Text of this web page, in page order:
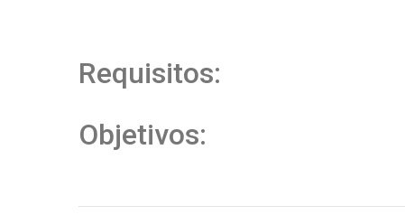
Requisitos:
Objetivos: